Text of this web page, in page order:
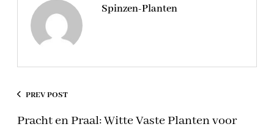
Spinzen-Planten
PREV POST
Pracht en Praal: Witte Vaste Planten voor